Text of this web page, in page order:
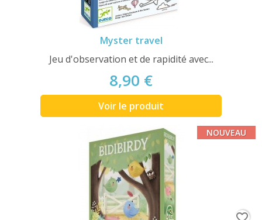
Myster travel
Jeu d'observation et de rapidité avec...
8,90 €
Voir le produit
NOUVEAU